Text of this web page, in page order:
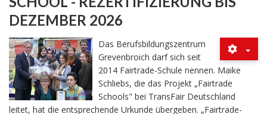
DEZEMBER 2026
Das Berufsbildungszentrum
Grevenbroich darf sich seit
2014 Fairtrade-Schule nennen. Maike
Schliebs, die das Projekt „Fairtrade
Schools" bei TransFair Deutschland
leitet, hat die entsprechende Urkunde übergeben. „Fairtrade-